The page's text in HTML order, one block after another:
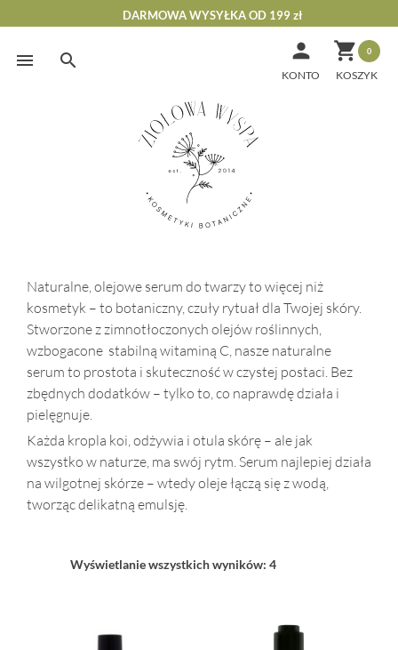
Skip
DARMOWA WYSYŁKA OD 199 zł
 0

KONTO
Naturalne, olejowe serum do twarzy to więcej niż
kosmetyk – to botaniczny, czuły rytuał dla Twojej skóry.
Stworzone z zimnotłoczonych olejów roślinnych,
wzbogacone stabilną witaminą C, nasze naturalne
serum to prostota i skuteczność w czystej postaci. Bez
zbędnych dodatków – tylko to, co naprawdę działa i
pielęgnuje.
Każda kropla koi, odżywia i otula skórę – ale jak
wszystko w naturze, ma swój rytm. Serum najlepiej działa
na wilgotnej skórze – wtedy oleje łączą się z wodą,
tworząc delikatną emulsję.
Wyświetlanie wszystkich wyników: 4